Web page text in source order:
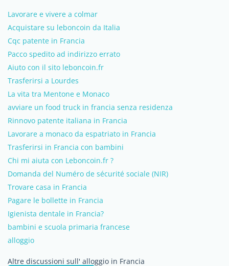
Lavorare e vivere a colmar
Acquistare su leboncoin da Italia
Cqc patente in Francia
Pacco spedito ad indirizzo errato
Aiuto con il sito leboncoin.fr
Trasferirsi a Lourdes
La vita tra Mentone e Monaco
avviare un food truck in francia senza residenza
Rinnovo patente italiana in Francia
Lavorare a monaco da espatriato in Francia
Trasferirsi in Francia con bambini
Chi mi aiuta con Leboncoin.fr ?
Domanda del Numéro de sécurité sociale (NIR)
Trovare casa in Francia
Pagare le bollette in Francia
Igienista dentale in Francia?
bambini e scuola primaria francese
alloggio
Altre discussioni sull' alloggio in Francia